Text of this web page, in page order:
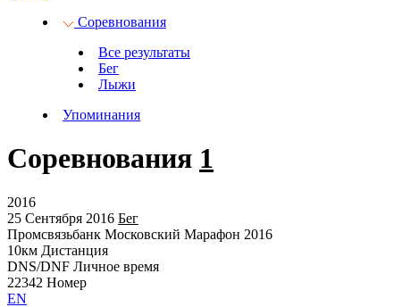
Соревнования
Все результаты
Бег
Лыжи
Упоминания
Соревнования 1
2016
25 Сентября 2016 Бег
Промсвязьбанк Московский Марафон 2016
10км Дистанция
DNS/DNF Личное время
22342 Номер
EN